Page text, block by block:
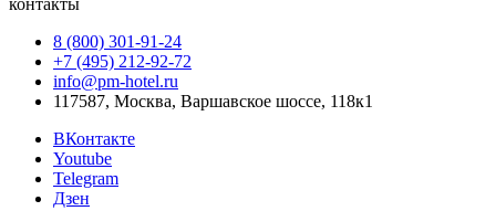
контакты
8 (800) 301‑91‑24
+7 (495) 212‑92‑72
info@pm-hotel.ru
117587, Москва, Варшавское шоссе, 118к1
ВКонтакте
Youtube
Telegram
Дзен